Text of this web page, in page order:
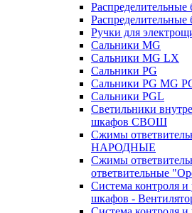
Ручки для
Сальники MG
Сальники MG LX
Сальники PG
Сальники PG MG
Сальники PGL
Светильники
шкафов СВОШ
Сжимы
НАРОДНЫЕ
Сжимы
ответвительные
Система контроля
шкафов -